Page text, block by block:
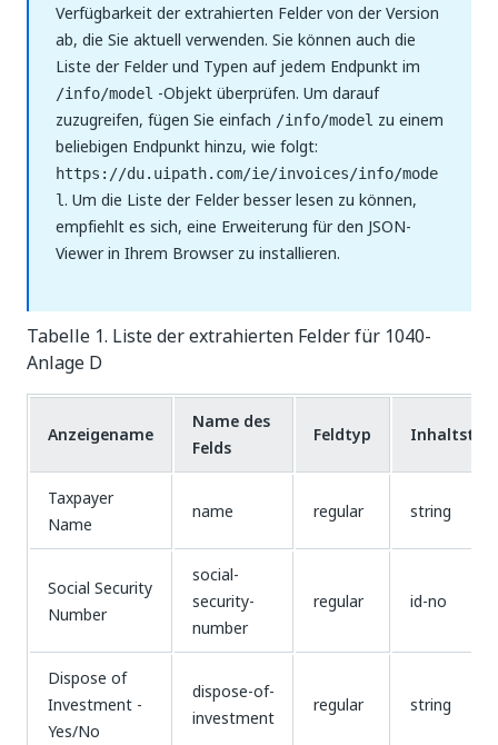
Verfügbarkeit der extrahierten Felder von der Version
ab, die Sie aktuell verwenden. Sie können auch die
Liste der Felder und Typen auf jedem Endpunkt im
/info/model -Objekt überprüfen. Um darauf
zuzugreifen, fügen Sie einfach /info/model zu einem
beliebigen Endpunkt hinzu, wie folgt:
https://du.uipath.com/ie/invoices/info/mode
l. Um die Liste der Felder besser lesen zu können,
empfiehlt es sich, eine Erweiterung für den JSON-
Viewer in Ihrem Browser zu installieren.
Tabelle 1. Liste der extrahierten Felder für 1040-
Anlage D
Anzeigename
Name des
Felds
Feldtyp Inhaltstyp
Taxpayer
Name
name regular string
Social Security
Number
social-
security-
number
regular id-no
Dispose of
Investment -
Yes/No
dispose-of-
investment
regular string